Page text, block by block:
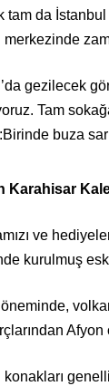
tam da
merkezinde
gezilecek
Tam
buza
Karahisar
ve
kurulmuş
konakları